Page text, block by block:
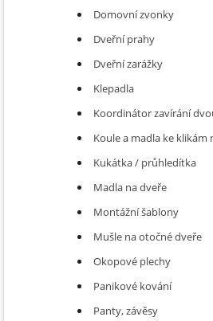
Domovní zvonky
Dveřní prahy
Dveřní zarážky
Klepadla
Koordinátor zavírání
Koule a madla ke klikám
Kukátka / průhledítka
Madla na dveře
Montážní šablony
Mušle na otočné dveře
Okopové plechy
Panikové kování
Panty, závěsy